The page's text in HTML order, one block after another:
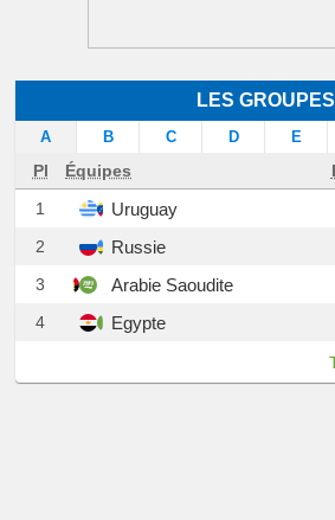
LES GROUPES
A B C D E
Pl Équipes
1
Uruguay
2
Russie
3
Arabie Saoudite
4
Egypte